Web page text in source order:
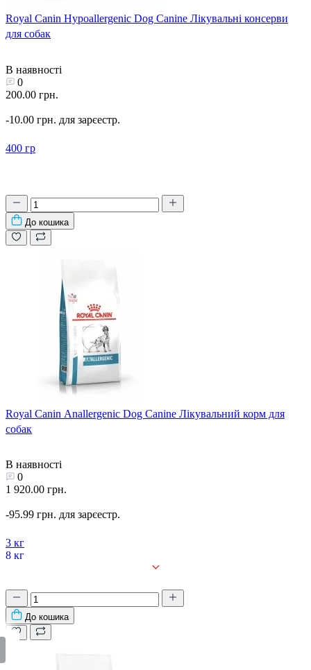
Royal Canin Hypoallergenic Dog Canine Лікувальні консерви
для собак
В наявності
0
200.00 грн.
-10.00 грн. для зарєестр.
400 гр
До кошика
Royal Canin Anallergenic Dog Canine Лікувальний корм для
собак
В наявності
0
1 920.00 грн.
-95.99 грн. для зарєестр.
3 кг
8 кг
До кошика